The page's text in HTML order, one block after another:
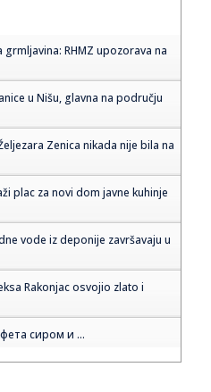
RHMZ upozorava na
u Nišu, glavna na području
Zenica nikada nije bila na
plac za novi dom javne kuhinje
vode iz deponije završavaju u
Rakonjac osvojio zlato i
сиром и ...